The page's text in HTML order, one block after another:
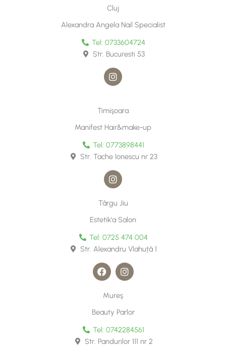
t
a
g
a
m
Cluj
Alexandra Angela Nail Specialist
Tel: 0733604724
Str. Bucuresti 53
I
n
a
g
r
m
Timişoara
Manifest Hair&make-up
Tel: 0773898441
Str. Tache Ionescu nr 23
I
n
t
a
g
a
m
Târgu Jiu
Estetik'a Salon
Tel: 0725 474 004
Str. Alexandru Vlahuțǎ 1
F
a
e
o
k
I
n
g
a
m
Mureş
Beauty Parlor
Tel: 0742284561
Str. Pandurilor 111 nr 2